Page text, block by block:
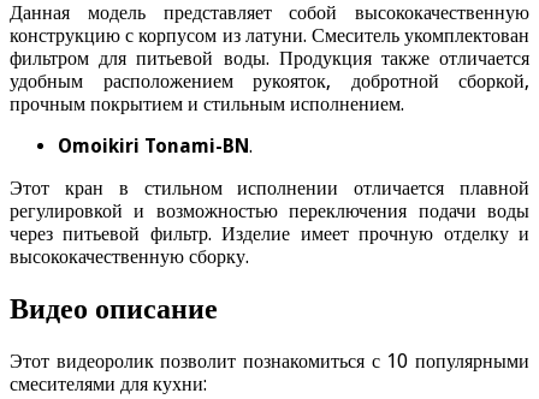
Данная модель представляет собой высококачественную
конструкцию с корпусом из латуни. Смеситель укомплектован
фильтром для питьевой воды. Продукция также отличается
удобным расположением рукояток, добротной сборкой,
прочным покрытием и стильным исполнением.
Omoikiri Tonami-BN.
Этот кран в стильном исполнении отличается плавной
регулировкой и возможностью переключения подачи воды
через питьевой фильтр. Изделие имеет прочную отделку и
высококачественную сборку.
Видео описание
Этот видеоролик позволит познакомиться с 10 популярными
смесителями для кухни: